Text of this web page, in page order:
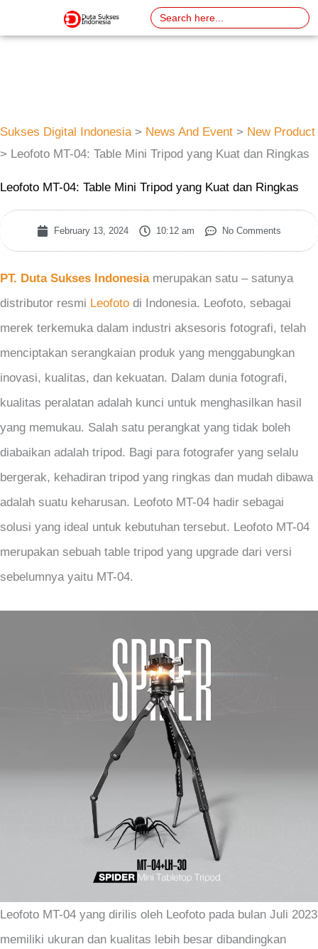
to
Search
for:
Sukses Digital Indonesia> News And Event > New Product
> Leofoto MT-04: Table Mini Tripod yang Kuat dan Ringkas
Leofoto MT-04: Table Mini Tripod yang Kuat dan Ringkas
February 13, 2024 10:12 am No Comments
PT. Duta Sukses Indonesiamerupakan satu – satunya
distributor resmi Leofoto di Indonesia. Leofoto, sebagai
merek terkemuka dalam industri aksesoris fotografi, telah
menciptakan serangkaian produk yang menggabungkan
inovasi, kualitas, dan kekuatan. Dalam dunia fotografi,
kualitas peralatan adalah kunci untuk menghasilkan hasil
yang memukau. Salah satu perangkat yang tidak boleh
diabaikan adalah tripod. Bagi para fotografer yang selalu
bergerak, kehadiran tripod yang ringkas dan mudah dibawa
adalah suatu keharusan. Leofoto MT-04 hadir sebagai
solusi yang ideal untuk kebutuhan tersebut. Leofoto MT-04
merupakan sebuah table tripod yang upgrade dari versi
sebelumnya yaitu MT-04.
Leofoto MT-04 yang dirilis oleh Leofoto pada bulan Juli 2023
memiliki ukuran dan kualitas lebih besar dibandingkan